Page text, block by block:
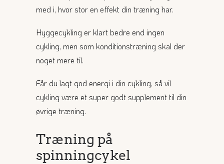
med i, hvor stor en effekt din træning har.
Hyggecykling er klart bedre end ingen
cykling, men som konditionstræning skal der
noget mere til.
Får du lagt god energi i din cykling, så vil
cykling være et super godt supplement til din
øvrige træning.
Træning på
spinningcykel